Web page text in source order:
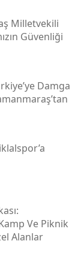
Milletvekili
Güvenliği
Damga
Ve Piknik
Alanlar